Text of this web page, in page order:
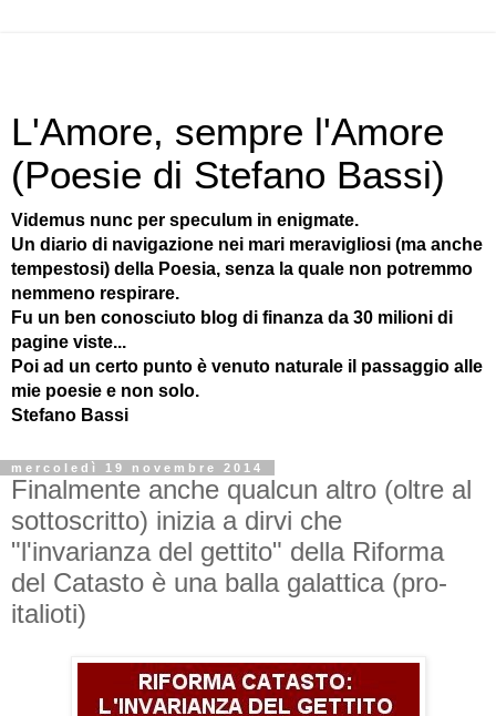
L'Amore, sempre l'Amore
(Poesie di Stefano Bassi)
Videmus nunc per speculum in enigmate.
Un diario di navigazione nei mari meravigliosi (ma anche
tempestosi) della Poesia, senza la quale non potremmo
nemmeno respirare.
Fu un ben conosciuto blog di finanza da 30 milioni di
pagine viste...
Poi ad un certo punto è venuto naturale il passaggio alle
mie poesie e non solo.
Stefano Bassi
mercoledì 19 novembre 2014
Finalmente anche qualcun altro (oltre al
sottoscritto) inizia a dirvi che
"l'invarianza del gettito" della Riforma
del Catasto è una balla galattica (pro-
italioti)